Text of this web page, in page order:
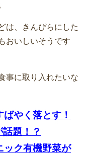
は、きんぴらにした
おいしいそうです
事に取り入れたいな
やく落とす！
題！？
ック有機野菜が